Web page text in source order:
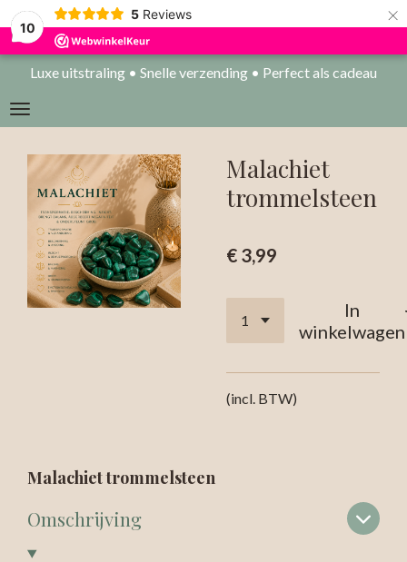
10
5 Reviews ×
Luxe uitstraling • Snelle verzending • Perfect als cadeau
Malachiet
trommelsteen
€ 3,99
In
winkelwagen
(incl. BTW)
Malachiet trommelsteen
Omschrijving